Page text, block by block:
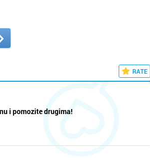
RATE
i pomozite drugima!